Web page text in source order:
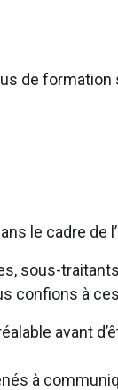
de
le cadre
sous-traitants
confions à
avant
à